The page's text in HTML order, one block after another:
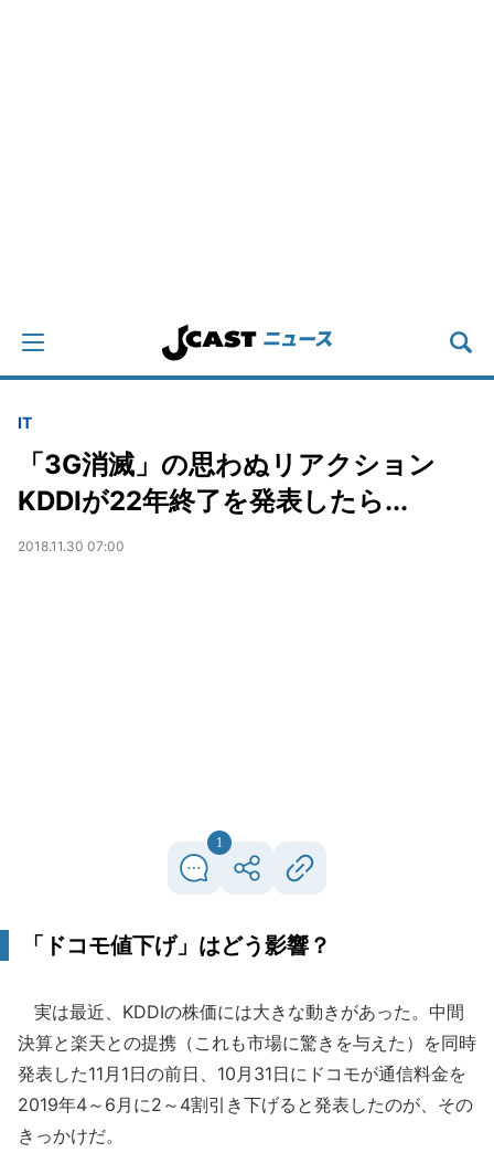
IT
「3G消滅」の思わぬリアクション
KDDIが22年終了を発表したら...
2018.11.30 07:00
1
「ドコモ値下げ」はどう影響？
実は最近、KDDIの株価には大きな動きがあった。中間
決算と楽天との提携（これも市場に驚きを与えた）を同時
発表した11月1日の前日、10月31日にドコモが通信料金を
2019年4～6月に2～4割引き下げると発表したのが、その
きっかけだ。